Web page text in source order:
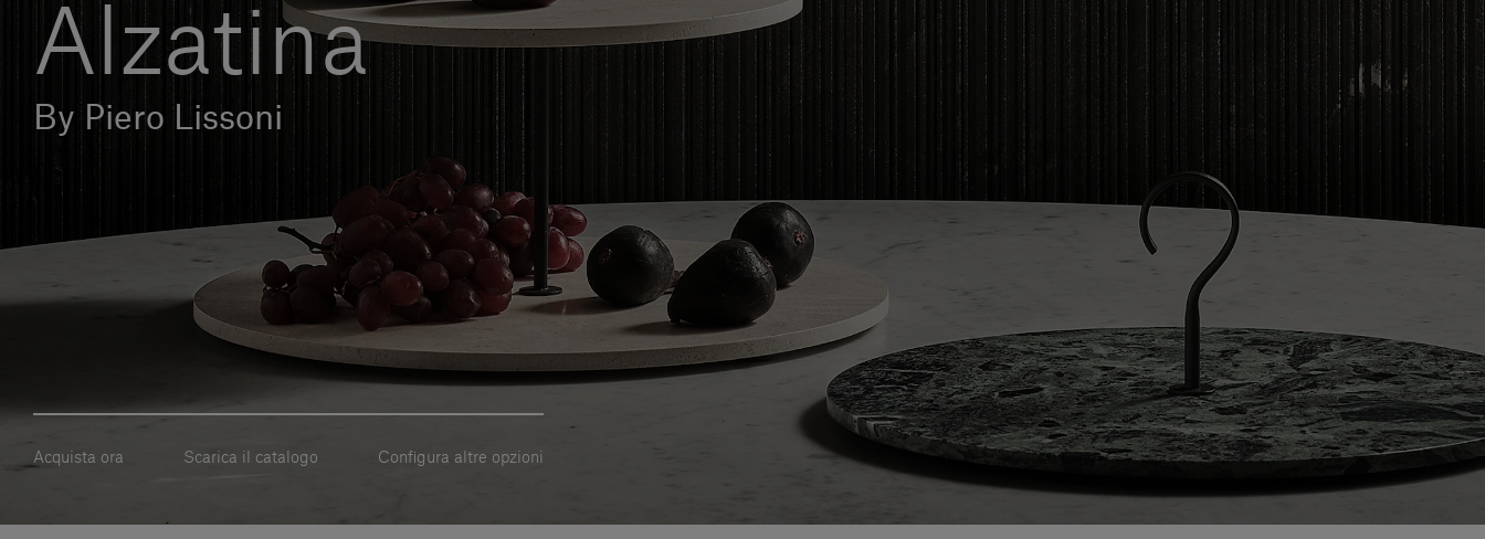
Alzatina
By Piero Lissoni
Acquista ora Scarica il catalogo Configura altre opzioni